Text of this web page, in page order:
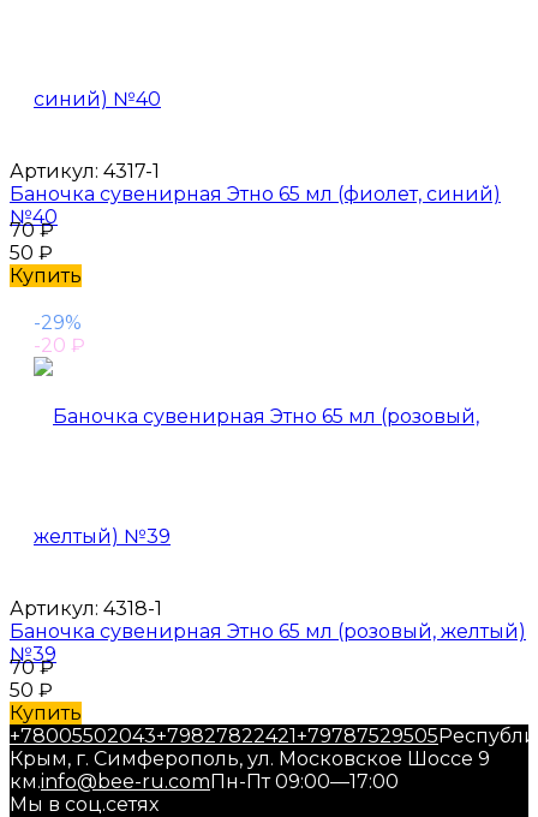
Артикул: 4317-1
Баночка сувенирная Этно 65 мл (фиолет, синий)
№40
70₽
50 ₽
Купить
-29%
-20 ₽
Артикул: 4318-1
Баночка сувенирная Этно 65 мл (розовый, желтый)
№39
70₽
50 ₽
Купить
+78005502043+79827822421+79787529505
Крым, г. Симферополь, ул. Московское Шоссе 9
км.info@bee-ru.comПн-Пт 09:00—17:00
Мы в соц.сетях